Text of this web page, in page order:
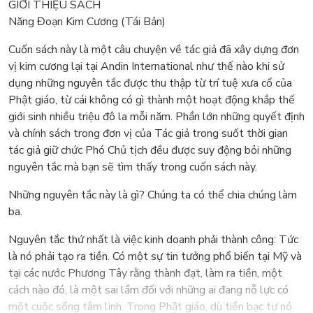
GIỚI THIỆU SÁCH
Năng Đoạn Kim Cương (Tái Bản)
Cuốn sách này là một câu chuyện về tác giả đã xây dựng đơn
vị kim cương lại tại Andin International như thế nào khi sử
dụng những nguyên tắc được thu thập từ trí tuệ xưa cổ của
Phật giáo, từ cái không có gì thành một hoạt động khắp thế
giới sinh nhiều triệu đô la mỗi năm. Phần lớn những quyết định
và chính sách trong đơn vị của Tác giả trong suốt thời gian
tác giả giữ chức Phó Chủ tịch đều được suy động bỏi những
nguyên tắc mà bạn sẽ tìm thấy trong cuốn sách này.
Những nguyên tắc này là gì? Chúng ta có thể chia chúng làm
ba.
Nguyên tắc thứ nhất là việc kinh doanh phải thành công: Tức
là nó phải tạo ra tiền. Có một sự tin tưởng phổ biến tại Mỹ và
tại các nước Phương Tây rằng thành đạt, làm ra tiền, một
cách nào đó, là một sai lầm đối với những ai đang nỗ lực có
một cuộc sống tâm linh. Trong Phật giáo, dù tiền bạc tự nó